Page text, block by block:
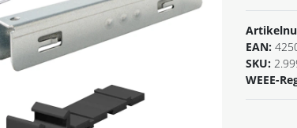
EAN:
SKU:
WEEE-